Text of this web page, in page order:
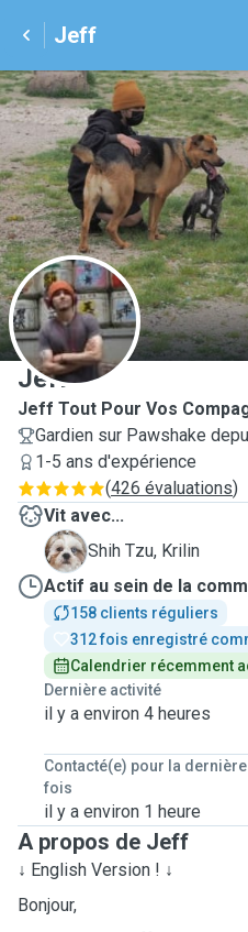
Jeff
J
Jeff
Jeff Tout Pour Vos
Gardien sur Pawshake
1-5 ans d'expérience
(426 évaluations)
Vit avec...
K
Shih Tzu, Krilin
Actif au sein de la
158 clients réguliers
312 fois enregistré
Calendrier récemment
Dernière activité
il y a environ 4 heures
Contacté(e) pour la dernière
fois
il y a environ 1 heure
A propos de Jeff
↓ English Version ! ↓
Bonjour,